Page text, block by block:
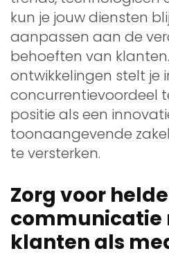
kun je jouw diensten
aanpassen aan de
behoeften van
ontwikkelingen stelt je
concurrentievoordeel
positie als een
toonaangevende
te versterken.
Zorg voor
communicatie
klanten als